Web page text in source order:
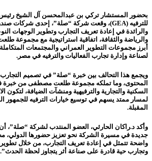
بحضور المستشار تركي بن عبدالمحسن آل الشيخ رئيس
للترفيه (GEA)، وقعت شركة “صلة”، إحدى شركات
والرائدة في إعادة تعريف التجارب وتطوير الوجهات
أبرز مجموعات التطوير العمراني والمجتمعات
لصناعة وإدارة تجارب الفعاليات والترفيه في مصر.
ويجمع هذا التحالف بين خبرة “صلة” في تصميم التجارب
المحتوى، وما تملكه مجموعة طلعت مصطفى من خبرة
السكنية والتجارية والترفيهية ومنشآت الضيافة، لتكون
لمسار ممتد يسهم في توسيع خيارات الترفيه للجمهور
المقبلة.
وأكد د.راكان الحارثي، العضو المنتدب لشركة “صلة”،
جديدة في مسيرة الشركة نحو تعزيز حضورها الدولي،
واضحة تتمثل في إعادة تعريف التجارب، من خلال
وتجارب حية قادرة على صناعة أثر يتجاوز لحظة الحدث”.